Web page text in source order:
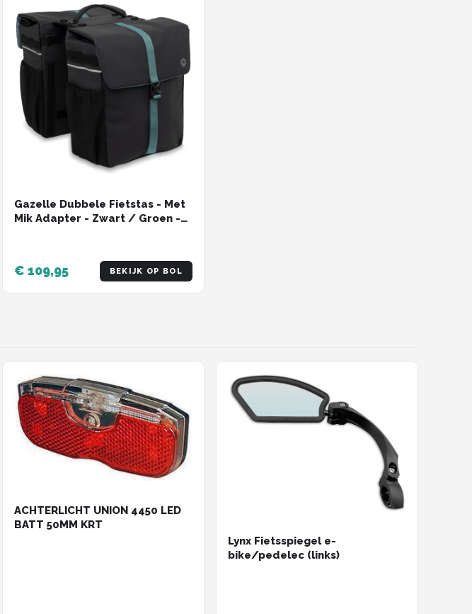
Gazelle Dubbele Fietstas - Met
Mik Adapter - Zwart / Groen -
€ 109,95 BEKIJK OP BOL
ACHTERLICHT UNION 4450 LED
BATT 50MM KRT
Lynx Fietsspiegel e-
bike/pedelec (links)